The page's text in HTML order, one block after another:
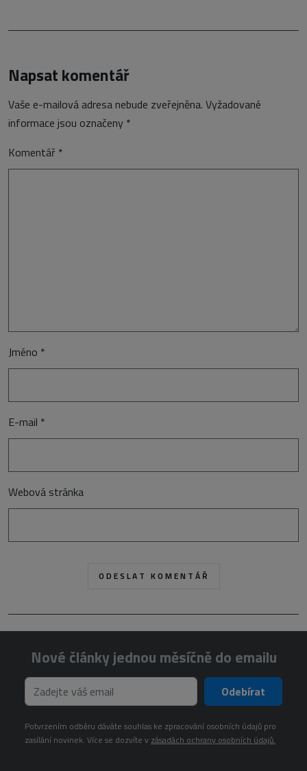
Napsat komentář
Vaše e-mailová adresa nebude zveřejněna. Vyžadované
informace jsou označeny *
Komentář *
Jméno *
E-mail *
Webová stránka
Nové články jednou měsíčně do emailu
Odebírat
Potvrzením odběru dáváte souhlas ke zpracování osobních údajů pro
zasílání novinek. Více se dozvíte v zásadách ochrany osobních údajů.